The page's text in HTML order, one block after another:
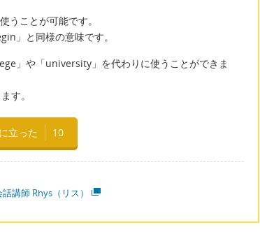
ことが可能です。
」と同様の意味です。
」や「university」を代わりに使うことができま
す。
立った 10
講師 Rhys（リス）